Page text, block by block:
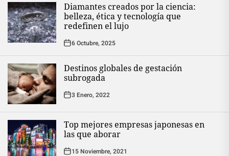
Diamantes creados por la ciencia:
belleza, ética y tecnología que
redefinen el lujo
6 Octubre, 2025
Destinos globales de gestación
subrogada
3 Enero, 2022
Top mejores empresas japonesas en
las que aborar
15 Noviembre, 2021